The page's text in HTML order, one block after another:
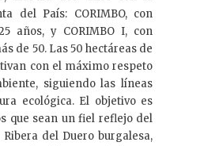
del País: CORIMBO, con
años, y CORIMBO I, con
de 50. Las 50 hectáreas de
con el máximo respeto
siguiendo las líneas
ecológica. El objetivo es
que sean un fiel reflejo del
del Duero burgalesa,